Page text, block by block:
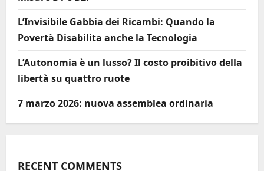
L’Invisibile Gabbia dei Ricambi: Quando la
Povertà Disabilita anche la Tecnologia
L’Autonomia è un lusso? Il costo proibitivo della
libertà su quattro ruote
7 marzo 2026: nuova assemblea ordinaria
RECENT COMMENTS